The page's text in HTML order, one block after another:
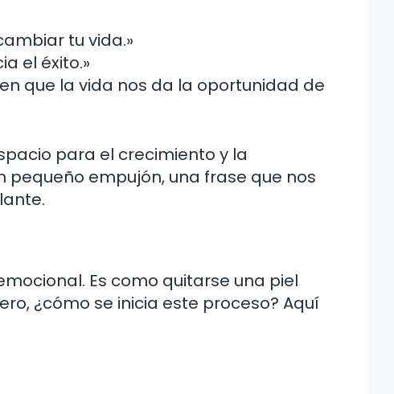
tu vida.»
el éxito.»
que la vida nos da la oportunidad de
para el crecimiento y la
pequeño empujón, una frase que nos
Es como quitarse una piel
¿cómo se inicia este proceso? Aquí